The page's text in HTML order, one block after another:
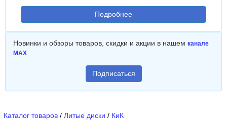
Подробнее
Новинки и обзоры товаров, скидки и акции в нашем канале
MAX
Подписаться
Каталог товаров / Литые диски / КиК